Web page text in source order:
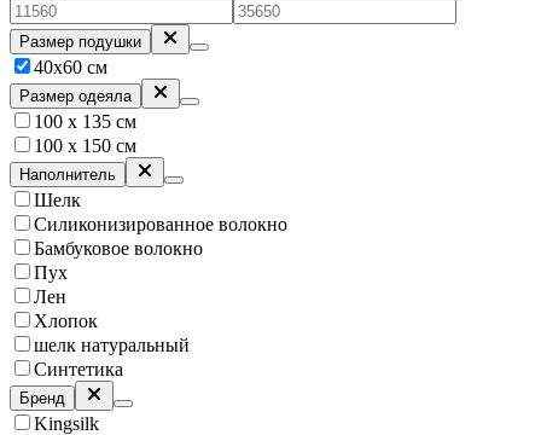
Размер подушки
40х60 см
Размер одеяла
100 х 135 см
100 х 150 см
Наполнитель
Шелк
Силиконизированное волокно
Бамбуковое волокно
Пух
Лен
Хлопок
шелк натуральный
Синтетика
Бренд
Kingsilk